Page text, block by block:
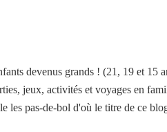
devenus grands ! (21, 19 et 15
jeux, activités et voyages en
les pas-de-bol d'où le titre de ce